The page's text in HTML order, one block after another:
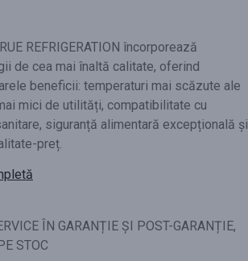
REFRIGERATION încorporează
de cea mai înaltă calitate, oferind
beneficii: temperaturi mai scăzute ale
mici de utilități, compatibilitate cu
siguranță alimentară excepțională și
preț.
ÎN GARANȚIE ȘI POST-GARANȚIE,
STOC